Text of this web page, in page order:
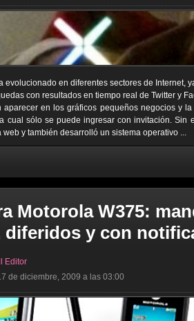
evolucionado en diferentes sectores de Internet,
con resultados en tiempo real de Twitter y
aparecer en los gráficos pequeños negocios y
cual sólo se puede ingresar con invitación. Sin
web y también desarrolló un sistema operativo ...
Motorola W375:
diferidos y con
Editor
de diciembre, 2009 a las 03:00